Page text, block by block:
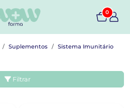
0
Suplementos Sistema Imunitário
Filtrar